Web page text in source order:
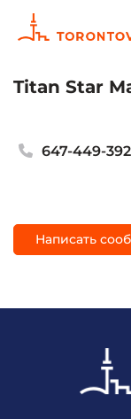
Titan Star
647-449-
Написать